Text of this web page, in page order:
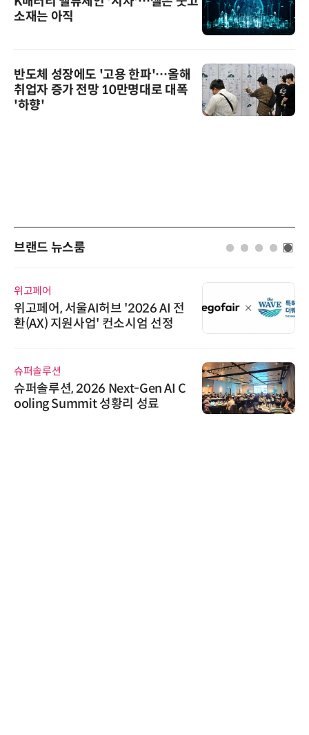
소재는 아직
반도체 성장에도 '고용 한파'…올해
취업자 증가 전망 10만명대로 대폭
'하향'
브랜드 뉴스룸
울AI허브 '2026 AI 전
사업' 컨소시엄 선정
, 2026 Next-Gen AI C
성황리 성료
로옴, 업계
한국태양유전
태양유전, 파
신…지속가